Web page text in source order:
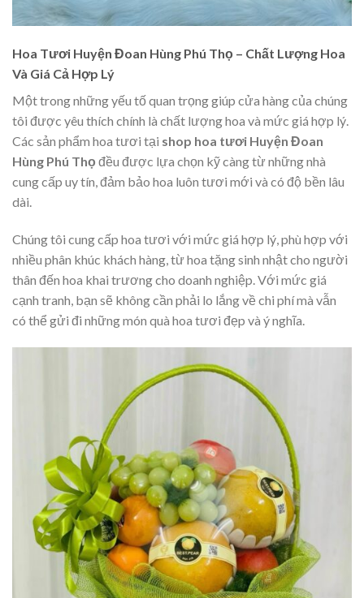
Hoa Tươi Huyện Đoan Hùng Phú Thọ – Chất Lượng Hoa
Và Giá Cả Hợp Lý
Một trong những yếu tố quan trọng giúp cửa hàng của chúng
tôi được yêu thích chính là chất lượng hoa và mức giá hợp lý.
Các sản phẩm hoa tươi tại shop hoa tươi Huyện Đoan
Hùng Phú Thọ đều được lựa chọn kỹ càng từ những nhà
cung cấp uy tín, đảm bảo hoa luôn tươi mới và có độ bền lâu
dài.
Chúng tôi cung cấp hoa tươi với mức giá hợp lý, phù hợp với
nhiều phân khúc khách hàng, từ hoa tặng sinh nhật cho người
thân đến hoa khai trương cho doanh nghiệp. Với mức giá
cạnh tranh, bạn sẽ không cần phải lo lắng về chi phí mà vẫn
có thể gửi đi những món quà hoa tươi đẹp và ý nghĩa.